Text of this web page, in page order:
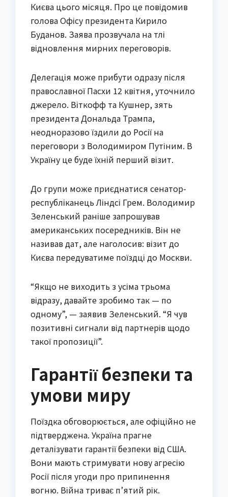
Києва цього місяця. Про це повідомив
голова Офісу президента Кирило
Буданов. Заява прозвучала на тлі
відновлення мирних переговорів.
Делегація може прибути одразу після
православної Пасхи 12 квітня, уточнило
джерело. Віткофф та Кушнер, зять
президента Дональда Трампа,
неодноразово їздили до Росії на
переговори з Володимиром Путіним. В
Україну це буде їхній перший візит.
До групи може приєднатися сенатор-
республіканець Ліндсі Грем. Володимир
Зеленський раніше запрошував
американських посередників. Він не
називав дат, але наголосив: візит до
Києва передуватиме поїздці до Москви.
“Якщо не виходить з усіма трьома
відразу, давайте зробимо так — по
одному”, — заявив Зеленський. “Я чув
позитивні сигнали від партнерів щодо
такої пропозиції”.
Гарантії безпеки та
умови миру
Поїздка обговорюється, але офіційно не
підтверджена. Україна прагне
деталізувати гарантії безпеки від США.
Вони мають стримувати нову агресію
Росії після угоди про припинення
вогню. Війна триває п’ятий рік.